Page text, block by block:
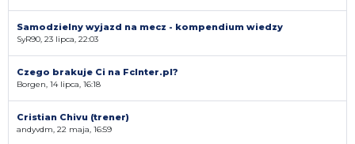
Samodzielny wyjazd na mecz - kompendium wiedzy
SyR90, 23 lipca, 22:03
Czego brakuje Ci na FcInter.pl?
Borgen, 14 lipca, 16:18
Cristian Chivu (trener)
andyvdm, 22 maja, 16:59